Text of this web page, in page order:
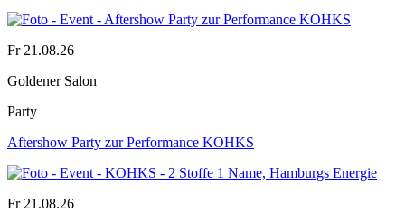
Fr 21.08.26
Goldener Salon
Party
Aftershow Party zur Performance KOHKS
Fr 21.08.26